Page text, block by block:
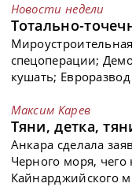
Новости недели
Тотально-
спецоперации;
кушать;
Максим Карев
Тяни, детка,
Анкара сделала
Черного моря,
Кайнарджийского